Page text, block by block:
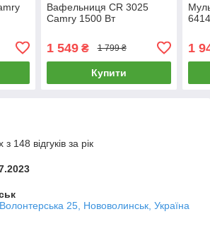
Вафельниця CR 3025
Camry 1500 Вт
1 549₴ 1 799 ₴
Купити
1
148 відгуків за рік
25, Нововолинськ, Україна